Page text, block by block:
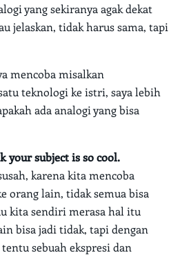
yang sekiranya agak dekat
jelaskan, tidak harus sama, tapi
mencoba misalkan
teknologi ke istri, saya lebih
ada analogi yang bisa
your subject is so cool.
karena kita mencoba
orang lain, tidak semua bisa
kita sendiri merasa hal itu
bisa jadi tidak, tapi dengan
sebuah ekspresi dan